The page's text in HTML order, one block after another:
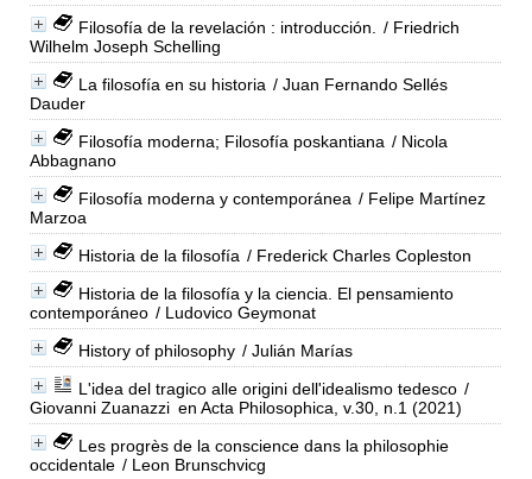
Filosofía de la revelación : introducción.
/ Friedrich
Wilhelm Joseph Schelling
La filosofía en su historia / Juan Fernando Sellés
Dauder
Filosofía moderna; Filosofía poskantiana / Nicola
Abbagnano
Filosofía moderna y contemporánea / Felipe Martínez
Marzoa
Historia de la filosofía / Frederick Charles Copleston
Historia de la filosofía y la ciencia. El pensamiento
contemporáneo / Ludovico Geymonat
History of philosophy / Julián Marías
L'idea del tragico alle origini dell'idealismo tedesco /
Giovanni Zuanazzi en Acta Philosophica, v.30, n.1 (2021)
Les progrès de la conscience dans la philosophie
occidentale / Leon Brunschvicg